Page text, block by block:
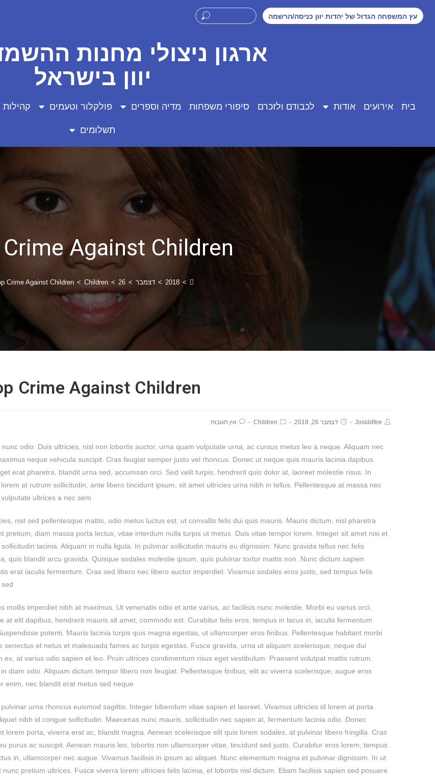
עץ המשפחה הגדול של יהדות יוון כניסה/הרשמה
ארגון ניצולי מחנות
יוון בישראל
בית אירועים אודות לכבודם ולזכרם סיפורי משפחות מדיה וספרים פולקלור וטעמים קהילות
תשלומים
Against Children
>
2018
> דצמבר >
26
>
Children
>
Crime Against Children
Crime Against Children
Josiddfee דצמבר 26, 2018 Children אין תגובות
nunc odio. Duis ultricies, nisl non lobortis auctor, urna quam vulputate urna, ac cursus metus leo a neque. Aliquam nec
neque vehicula suscipit. Cras feugiat semper justo vel rhoncus. Donec ut neque quis mauris lacinia dapibus.
erat pharetra, blandit urna sed, accumsan orci. Sed velit turpis, hendrerit quis dolor at, laoreet molestie risus. In
at rutrum sollicitudin, ante libero tincidunt ipsum, sit amet ultricies urna nibh in tellus. Pellentesque at massa nec
ultrices a nec sem.
nisl sed pellentesque mattis, odio metus luctus est, ut convallis felis dui quis mauris. Mauris dictum, nisl pharetra
pretium, diam massa porta lectus, vitae interdum nulla turpis ut metus. Duis vitae tempor lorem. Integer sit amet nisi et
lacinia. Aliquam in nulla ligula. In pulvinar sollicitudin mauris eu dignissim. Nunc gravida tellus nec felis
quis blandit arcu gravida. Quisque sodales molestie ipsum, quis pulvinar tortor mattis non. Nunc dictum sapien
erat iaculis fermentum. Cras sed libero nec libero auctor imperdiet. Vivamus sodales eros justo, sed tempus felis
mollis imperdiet nibh at maximus. Ut venenatis odio et ante varius, ac facilisis nunc molestie. Morbi eu varius orci.
at elit dapibus, hendrerit mauris sit amet, commodo est. Curabitur felis eros, tempus in lacus in, iaculis fermentum
potenti. Mauris lacinia turpis quis magna egestas, ut ullamcorper eros finibus. Pellentesque habitant morbi
senectus et netus et malesuada fames ac turpis egestas. Fusce gravida, urna ut aliquam scelerisque, neque dui
ex, at varius odio sapien et leo. Proin ultrices condimentum risus eget vestibulum. Praesent volutpat mattis rutrum.
diam odio. Aliquam dictum tempor libero non feugiat. Pellentesque finibus, elit ac viverra scelerisque, augue eros
enim, nec blandit erat metus sed neque.
urna rhoncus euismod sagittis. Integer bibendum vitae sapien et laoreet. Vivamus ultricies id lorem at porta.
nibh id congue sollicitudin. Maecenas nunc mauris, sollicitudin nec sapien at, fermentum lacinia odio. Donec
lorem porta, viverra erat ac, blandit magna. Aenean scelerisque elit quis lorem sodales, at pulvinar libero fringilla. Cras
purus ac suscipit. Aenean mauris leo, lobortis non ullamcorper vitae, tincidunt sed justo. Curabitur eros lorem, tempus
in, ullamcorper nec augue. Vivamus facilisis in ipsum ac aliquet. Nunc elementum magna et pulvinar dignissim. In ut
nunc pretium ultrices. Fusce viverra lorem ultricies felis lacinia, et lobortis nisl dictum. Etiam facilisis sapien sed posuere